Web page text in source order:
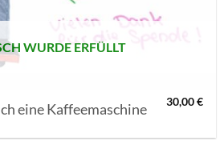
WURDE ERFÜLLT
eine Kaffeemaschine 30,00€